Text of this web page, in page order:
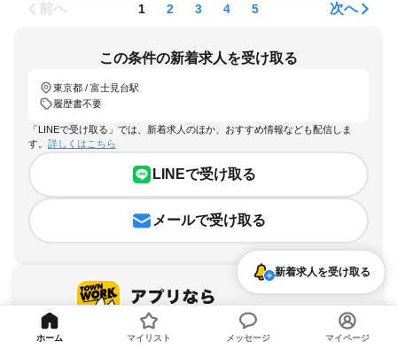
前へ 1 2 3 4 5 次へ
この条件の新着求人を受け取る
東京都 / 富士見台駅
履歴書不要
「LINEで受け取る」では、新着求人のほか、おすすめ情報なども配信しま
す。 詳しくはこちら
LINEで受け取る
メールで受け取る
新着求人を受け取る
ホーム マイリスト メッセージ マイページ